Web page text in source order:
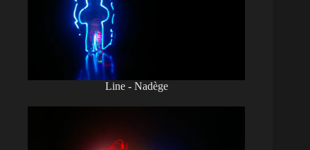
Line - Nadège